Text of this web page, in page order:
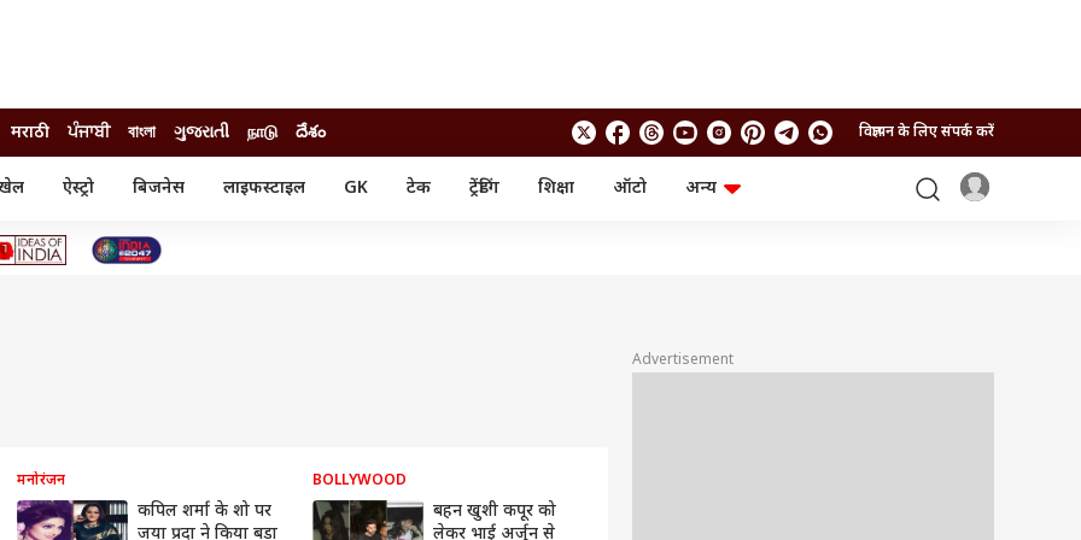
मराठी ਪੰਜਾਬੀ বাংলা ગુજરાતી நாடு దేశం विज्ञापन के लिए संपर्क करें
ऐस्ट्रो बिजनेस लाइफस्टाइल GK टेक ट्रेंडिंग शिक्षा ऑटो
अन्य
आईपीओ
फैक्ट चेक
मनोरंजन
कपिल शर्मा के शो पर
जया प्रदा ने किया बड़ा
BOLLYWOOD
बहन खुशी कपूर को
लेकर भाई अर्जुन से
Advertisement